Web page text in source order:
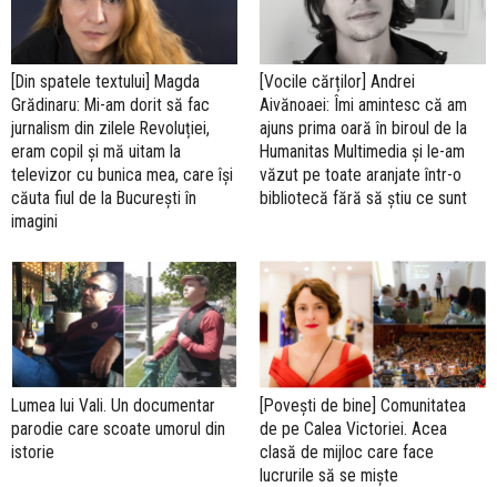
[Din spatele textului] Magda
Grădinaru: Mi-am dorit să fac
jurnalism din zilele Revoluției,
eram copil și mă uitam la
televizor cu bunica mea, care își
căuta fiul de la București în
imagini
[Vocile cărților] Andrei
Aivănoaei: Îmi amintesc că am
ajuns prima oară în biroul de la
Humanitas Multimedia și le-am
văzut pe toate aranjate într-o
bibliotecă fără să știu ce sunt
Lumea lui Vali. Un documentar
parodie care scoate umorul din
istorie
[Povești de bine] Comunitatea
de pe Calea Victoriei. Acea
clasă de mijloc care face
lucrurile să se miște